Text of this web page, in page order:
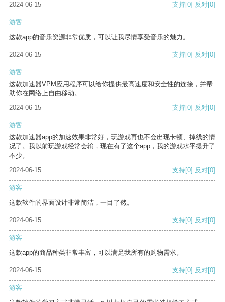
2024-06-15 支持[0] 反对[0]
游客
这款app的音乐资源非常优质，可以让我尽情享受音乐的魅力。
2024-06-15 支持[0] 反对[0]
游客
这款加速器VPM应用程序可以给你提供最高速度和安全性的连接，并帮
助你在网络上自由移动。
2024-06-15
支持[0] 反对[0]
游客
这款加速器app的加速效果非常好，玩游戏再也不会出现卡顿、掉线的情
况了。我以前玩游戏经常会输，现在有了这个app，我的游戏水平提升了
不少。
2024-06-15
支持[0] 反对[0]
游客
这款软件的界面设计非常简洁，一目了然。
2024-06-15 支持[0] 反对[0]
游客
这款app的商品种类非常丰富，可以满足我所有的购物需求。
2024-06-15 支持[0] 反对[0]
游客